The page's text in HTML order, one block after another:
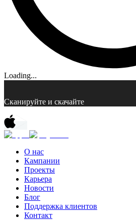
Loading...
Сканируйте и скачайте
О нас
Кампании
Проекты
Карьера
Новости
Блог
Поддержка клиентов
Контакт